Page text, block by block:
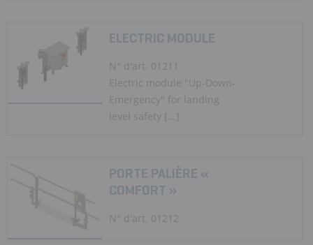
ELECTRIC MODULE
N° d'art. 01211
Electric module "Up-Down-
Emergency" for landing
level safety [...]
PORTE PALIÈRE «
COMFORT »
N° d'art. 01212